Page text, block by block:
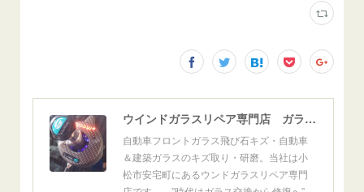
ウインドガラスリペア専門店 ガラスリペア・ヨシダ グラスウェルドジャパン 正規施工店 小松市
自動車フロントガラス飛び石キズ・自動車
＆建築ガラスのキズ取り・研磨。当社は小
松市安宅町にあるウンドガラスリペア専門